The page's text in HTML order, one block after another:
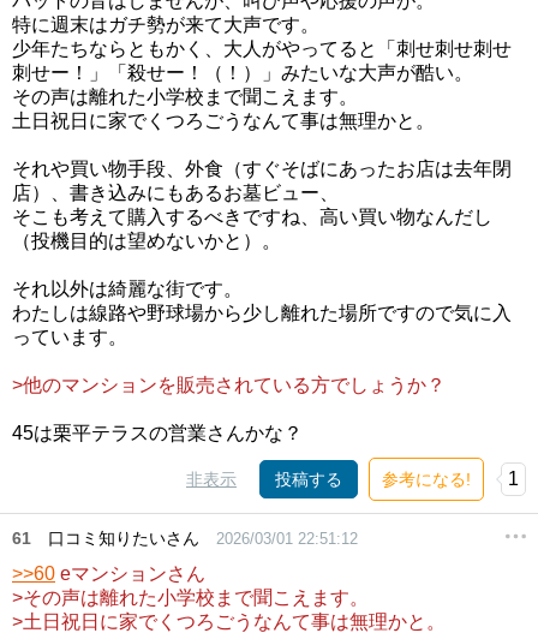
特に週末はガチ勢が来て大声です。
少年たちならともかく、大人がやってると「刺せ刺せ刺せ
刺せー！」「殺せー！（！）」みたいな大声が酷い。
その声は離れた小学校まで聞こえます。
土日祝日に家でくつろごうなんて事は無理かと。
それや買い物手段、外食（すぐそばにあったお店は去年閉
店）、書き込みにもあるお墓ビュー、
そこも考えて購入するべきですね、高い買い物なんだし
（投機目的は望めないかと）。
それ以外は綺麗な街です。
わたしは線路や野球場から少し離れた場所ですので気に入
っています。
>他のマンションを販売されている方でしょうか？
45は栗平テラスの営業さんかな？
非表示 投稿する 参考になる! 1
61 口コミ知りたいさん 2026/03/01 22:51:12
>>60 eマンションさん
>その声は離れた小学校まで聞こえます。
>土日祝日に家でくつろごうなんて事は無理かと。